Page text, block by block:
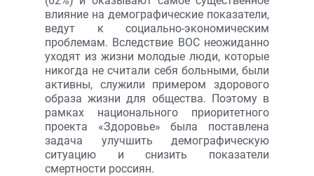
влияние на демографические показатели,
ведут к социально-экономическим
проблемам. Вследствие ВОС неожиданно
уходят из жизни молодые люди, которые
никогда не считали себя больными, были
активны, служили примером здорового
образа жизни для общества. Поэтому в
рамках национального приоритетного
проекта «Здоровье» была поставлена
задача улучшить демографическую
ситуацию и снизить показатели
смертности россиян.